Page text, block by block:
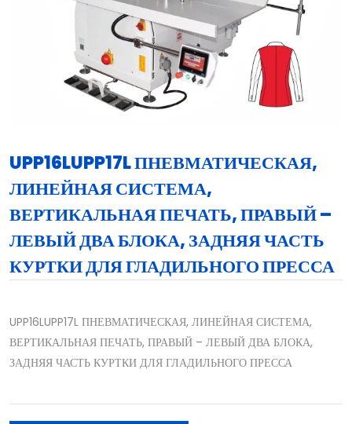
UPP16LUPP17L ПНЕВМАТИЧЕСКАЯ,
ЛИНЕЙНАЯ СИСТЕМА,
ВЕРТИКАЛЬНАЯ ПЕЧАТЬ, ПРАВЫЙ –
ЛЕВЫЙ ДВА БЛОКА, ЗАДНЯЯ ЧАСТЬ
КУРТКИ ДЛЯ ГЛАДИЛЬНОГО ПРЕССА
UPP16LUPP17L ПНЕВМАТИЧЕСКАЯ, ЛИНЕЙНАЯ СИСТЕМА,
ВЕРТИКАЛЬНАЯ ПЕЧАТЬ, ПРАВЫЙ – ЛЕВЫЙ ДВА БЛОКА,
ЗАДНЯЯ ЧАСТЬ КУРТКИ ДЛЯ ГЛАДИЛЬНОГО ПРЕССА